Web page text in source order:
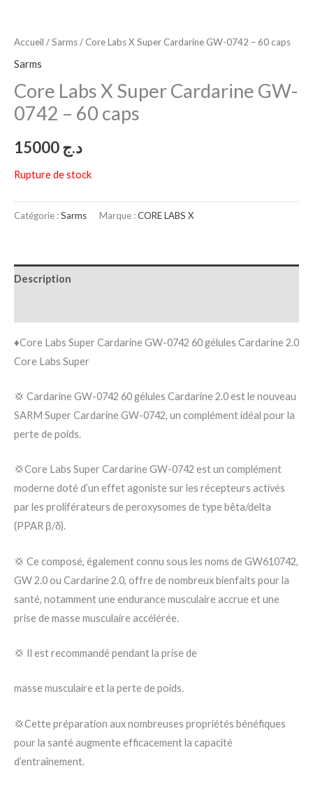
Accueil /Sarms/ Core Labs X Super Cardarine GW-0742 – 60 caps
Sarms
Core Labs X Super Cardarine GW-
0742 – 60 caps
د.ج
Rupture de stock
Catégorie :Sarms Marque :CORE LABS X
Description
♦️Core Labs Super Cardarine GW-0742 60 gélules Cardarine 2.0
Core Labs Super
💢 Cardarine GW-0742 60 gélules Cardarine 2.0 est le nouveau
SARM Super Cardarine GW-0742, un complément idéal pour la
perte de poids.
💢Core Labs Super Cardarine GW-0742 est un complément
moderne doté d’un effet agoniste sur les récepteurs activés
par les proliférateurs de peroxysomes de type bêta/delta
(PPAR β/δ).
💢 Ce composé, également connu sous les noms de GW610742,
GW 2.0 ou Cardarine 2.0, offre de nombreux bienfaits pour la
santé, notamment une endurance musculaire accrue et une
prise de masse musculaire accélérée.
💢 Il est recommandé pendant la prise de
masse musculaire et la perte de poids.
💢Cette préparation aux nombreuses propriétés bénéfiques
pour la santé augmente efficacement la capacité
d’entraînement.